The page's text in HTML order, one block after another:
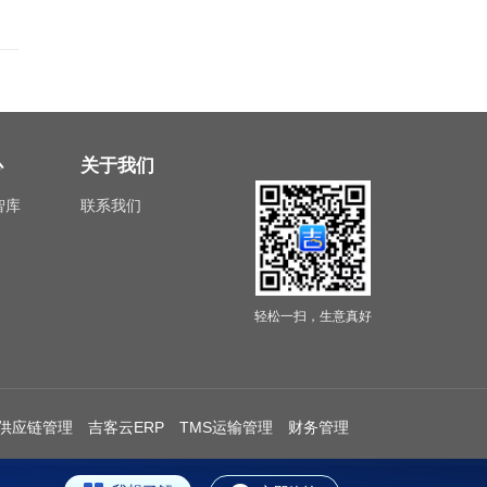
库
关于我们
联系我们
轻松一扫，生意真好
应链管理 吉客云ERP TMS运输管理 财务管理